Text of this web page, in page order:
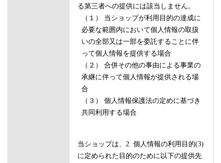
る第三者への提供には該当しません。
（１） 当ショップが利用目的の達成に
必要な範囲内において個人情報の取扱
いの全部又は一部を委託することに伴
って個人情報を提供する場合
（２） 合併その他の事由による事業の
承継に伴って個人情報が提供される場
合
（３） 個人情報保護法の定めに基づき
共同利用する場合
当ショップは、2. 個人情報の利用目的(3)
に定められた目的のために以下の提供先